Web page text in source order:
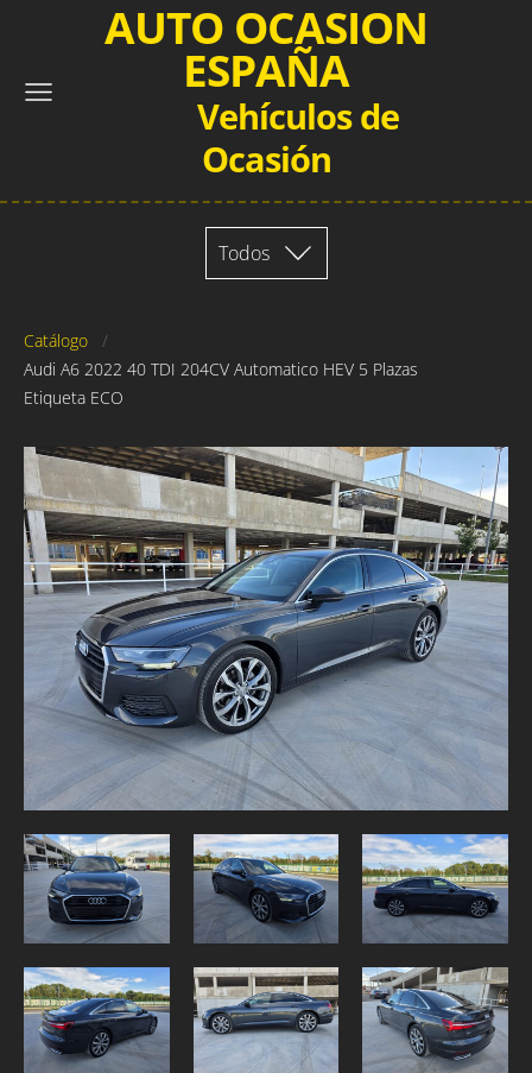
AUTO OCASION
ESPAÑA
Vehículos de
Ocasión
Todos
Catálogo
Audi A6 2022 40 TDI 204CV Automatico HEV 5 Plazas
Etiqueta ECO